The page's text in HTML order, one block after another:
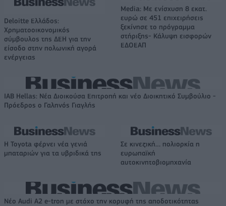
Deloitte Ελλάδος:
Χρηματοοικονομικός
σύμβουλος της ΔΕΗ για την
είσοδο στην πολωνική αγορά
ενέργειας
Media: Με ενίσχυση 8 εκατ.
ευρώ σε 451 επιχειρήσεις
ξεκίνησε το πρόγραμμα
στήριξης- Κάλυψη εισφορών
ΕΔΟΕΑΠ
IAB Hellas: Νέα Διοικούσα Επιτροπή και νέο Διοικητικό Συμβούλιο -
Πρόεδρος ο Γαληνός Γιαγλής
Η Toyota φέρνει νέα γενιά
μπαταριών για τα υβριδικά της
Σε κινεζική… πολιορκία η
ευρωπαϊκή
αυτοκινητοβιομηχανία
Νέο Audi A2 e-tron με στόχο την κορυφή της αποδοτικότητας